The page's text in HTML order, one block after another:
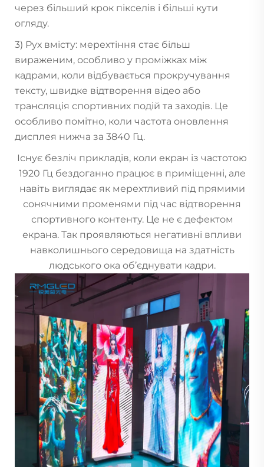
через більший крок пікселів і більші кути
огляду.
3) Рух вмісту: мерехтіння стає більш
вираженим, особливо у проміжках між
кадрами, коли відбувається прокручування
тексту, швидке відтворення відео або
трансляція спортивних подій та заходів. Це
особливо помітно, коли частота оновлення
дисплея нижча за 3840 Гц.
Існує безліч прикладів, коли екран із частотою
1920 Гц бездоганно працює в приміщенні, але
навіть виглядає як мерехтливий під прямими
сонячними променями під час відтворення
спортивного контенту. Це не є дефектом
екрана. Так проявляються негативні впливи
навколишнього середовища на здатність
людського ока об’єднувати кадри.